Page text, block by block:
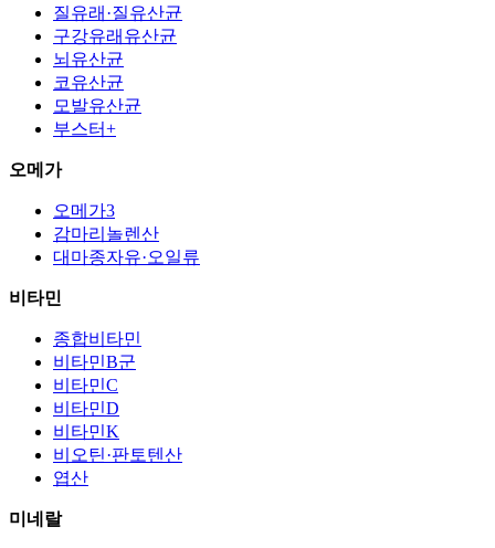
질유래·질유산균
구강유래유산균
뇌유산균
코유산균
모발유산균
부스터+
오메가
오메가3
감마리놀렌산
대마종자유·오일류
비타민
종합비타민
비타민B군
비타민C
비타민D
비타민K
비오틴·판토텐산
엽산
미네랄